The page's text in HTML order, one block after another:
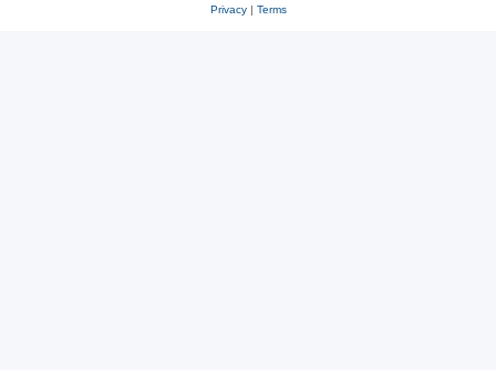
Privacy| Terms